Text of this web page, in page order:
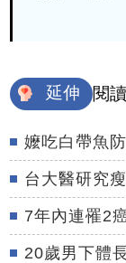
延伸 閱讀
嬤吃白帶魚
台大醫研究
7年內連罹2
20歲男下體